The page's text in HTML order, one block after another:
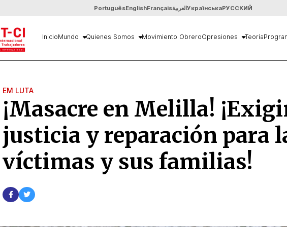
PortuguêsEnglishFrançaisالعربيةУкраїнськаРУССКИЙ
InicioMundo Quienes Somos Movimiento ObreroOpresiones Teoría
EM LUTA
¡Masacre en Melilla!
justicia y reparación para
víctimas y sus familias!